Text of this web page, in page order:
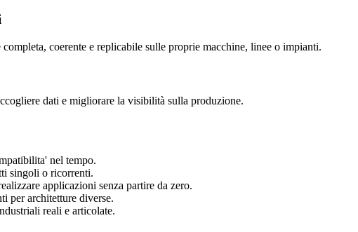
coerente e replicabile sulle proprie macchine, linee o impianti.
dati e migliorare la visibilità sulla produzione.
nel tempo.
singoli o ricorrenti.
applicazioni senza partire da zero.
per architetture diverse.
reali e articolate.